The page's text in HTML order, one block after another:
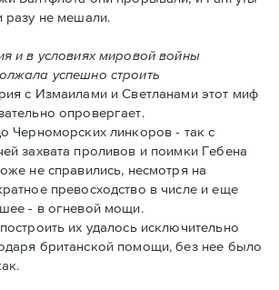
разу не мешали.
и в условиях мировой войны
успешно строить
с Измаилами и Светланами этот миф
опровергает.
Черноморских линкоров - так с
захвата проливов и поимки Гебена
не справились, несмотря на
превосходство в числе и еще
- в огневой мощи.
их удалось исключительно
британской помощи, без нее было